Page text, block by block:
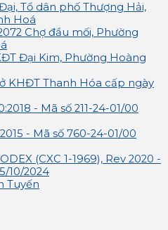
Tổ dân phố Thượng Hải,
Hoá
Chợ đầu mối, Phường
Đại Kim, Phường Hoàng
KHĐT Thanh Hóa cấp ngày
- Mã số 211-24-01/00
- Mã số 760-24-01/00
(CXC 1-1969), Rev 2020 -
10/2024
Tuyến